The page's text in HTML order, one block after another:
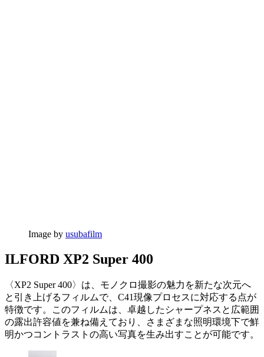
Image by usubafilm
ILFORD XP2 Super 400
〈XP2 Super 400〉は、モノクロ撮影の魅力を新たな次元へ
と引き上げるフィルムで、C41現像プロセスに対応する点が
特徴です。このフィルムは、卓越したシャープネスと広範囲
の露出許容値を兼ね備えており、さまざまな照明環境下で鮮
明かつコントラストの高い写真を生み出すことが可能です。